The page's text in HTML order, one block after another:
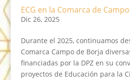
ECG en la Comarca de
Dic 26, 2025
Durante el 2025, continuamos
Comarca Campo de Borja
financiadas por la DPZ en su
proyectos de Educación para la